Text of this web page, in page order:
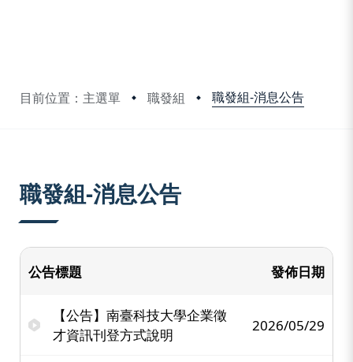
目前位置：主選單 職發組 職發組-消息公告
職發組-消息公告
公告標題 發佈日期
【公告】南臺科技大學企業徵
才資訊刊登方式說明
2026/05/29